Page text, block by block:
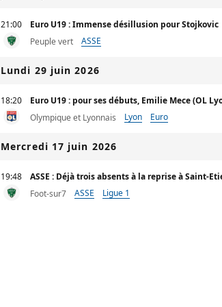
21:00
Euro U19 : Immense désillusion pour Stojkovic
Peuple vert
ASSE
Lundi 29 juin 2026
18:20
Euro U19 : pour ses débuts, Emilie Mece (OL
Olympique et Lyonnais
Lyon Euro
Mercredi 17 juin 2026
19:48
ASSE : Déjà trois absents à la reprise à Saint-
Foot-sur7
ASSE Ligue 1